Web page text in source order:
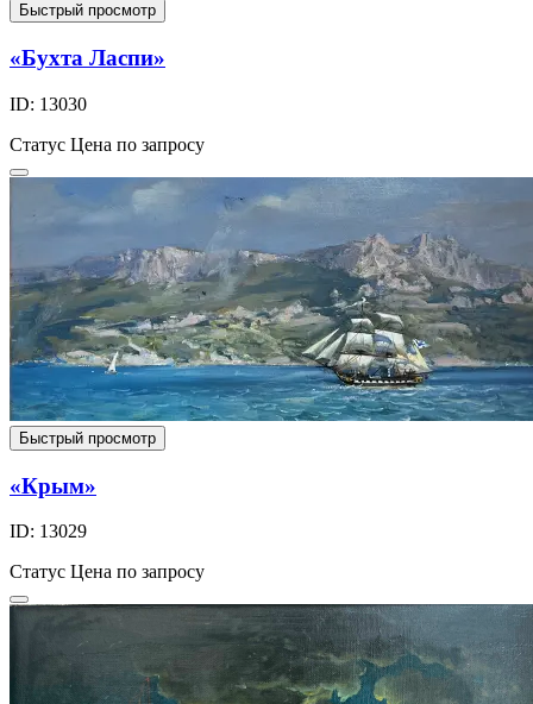
Быстрый просмотр
«Бухта Ласпи»
ID: 13030
Статус Цена по запросу
Быстрый просмотр
«Крым»
ID: 13029
Статус Цена по запросу